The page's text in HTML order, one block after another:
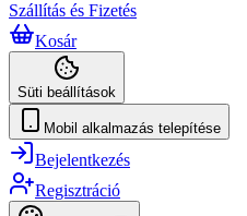
Szállítás és Fizetés
Kosár
Süti beállítások
Mobil alkalmazás telepítése
Bejelentkezés
Regisztráció